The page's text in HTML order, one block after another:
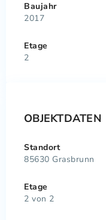
Baujahr
2017
Etage
2
OBJEKTDATEN
Standort
85630 Grasbrunn
Etage
2 von 2